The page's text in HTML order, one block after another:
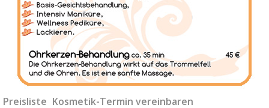
Preisliste Kosmetik-Termin vereinbaren